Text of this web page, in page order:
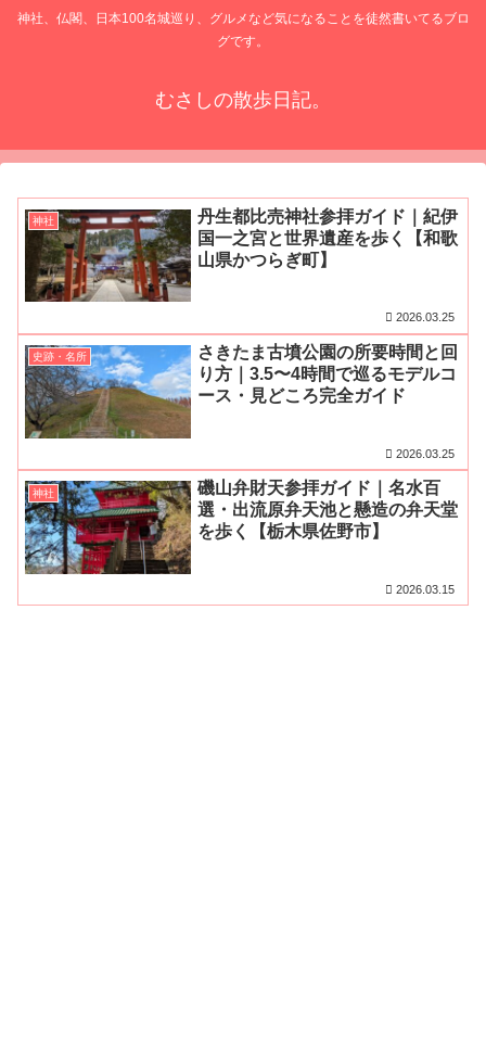
神社、仏閣、日本100名城巡り、グルメなど気になることを徒然書いてるブロ
グです。
むさしの散歩日記。
神社
丹生都比売神社参拝ガイド｜紀伊
国一之宮と世界遺産を歩く【和歌
山県かつらぎ町】
2026.03.25
史跡・名所
さきたま古墳公園の所要時間と回
り方｜3.5〜4時間で巡るモデルコ
ース・見どころ完全ガイド
2026.03.25
神社
磯山弁財天参拝ガイド｜名水百
選・出流原弁天池と懸造の弁天堂
を歩く【栃木県佐野市】
2026.03.15